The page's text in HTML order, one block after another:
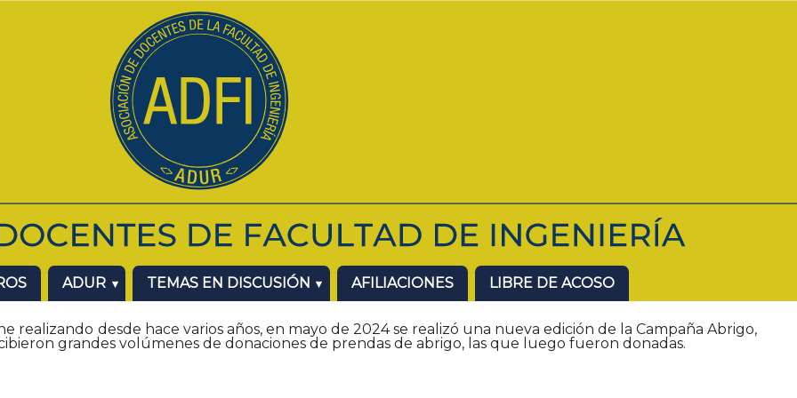
ADUR TEMAS EN DISCUSIÓN AFILIACIONES LIBRE DE ACOSO
realizando desde hace varios años, en mayo de 2024 se realizó una nueva edición de la Campaña Abrigo,
grandes volúmenes de donaciones de prendas de abrigo, las que luego fueron donadas.